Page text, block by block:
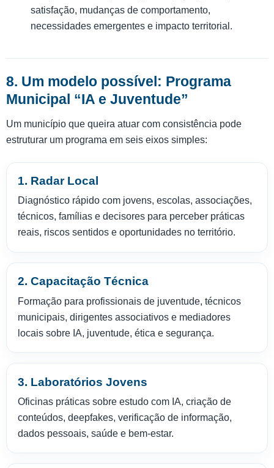
satisfação, mudanças de comportamento,
necessidades emergentes e impacto territorial.
8. Um modelo possível: Programa
Municipal “IA e Juventude”
Um município que queira atuar com consistência pode
estruturar um programa em seis eixos simples:
1. Radar Local
Diagnóstico rápido com jovens, escolas, associações,
técnicos, famílias e decisores para perceber práticas
reais, riscos sentidos e oportunidades no território.
2. Capacitação Técnica
Formação para profissionais de juventude, técnicos
municipais, dirigentes associativos e mediadores
locais sobre IA, juventude, ética e segurança.
3. Laboratórios Jovens
Oficinas práticas sobre estudo com IA, criação de
conteúdos, deepfakes, verificação de informação,
dados pessoais, saúde e bem-estar.